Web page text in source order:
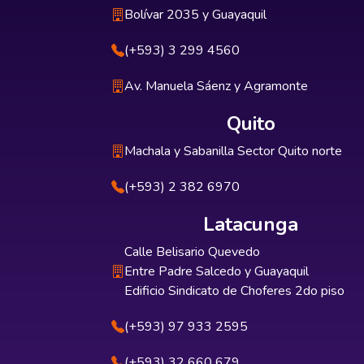
Bolívar 2035 y Guayaquil
(+593) 3 299 4560
Av. Manuela Sáenz y Agramonte
Quito
Machala y Sabanilla Sector Quito norte
(+593) 2 382 6970
Latacunga
Calle Belisario Quevedo
Entre Padre Salcedo y Guayaquil
Edificio Sindicato de Choferes 2do piso
(+593) 97 933 2595